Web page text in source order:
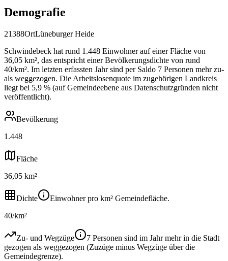
Demografie
21388OrtLüneburger Heide
Schwindebeck hat rund 1.448 Einwohner auf einer Fläche von
36,05 km², das entspricht einer Bevölkerungsdichte von rund
40/km². Im letzten erfassten Jahr sind per Saldo 7 Personen mehr zu-
als weggezogen. Die Arbeitslosenquote im zugehörigen Landkreis
liegt bei 5,9 % (auf Gemeindeebene aus Datenschutzgründen nicht
veröffentlicht).
Bevölkerung
1.448
Fläche
36,05 km²
Dichte
Einwohner pro km² Gemeindefläche.
40/km²
Zu- und Wegzüge
7 Personen sind im Jahr mehr in die Stadt
gezogen als weggezogen (Zuzüge minus Wegzüge über die
Gemeindegrenze).